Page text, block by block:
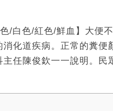
/白色/紅色/鮮血】大便
化道疾病。正常的糞
任陳俊欽一一說明。